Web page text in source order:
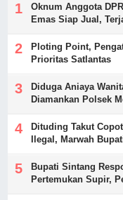
Oknum Anggota
Emas Siap Jual,
Ploting Point,
Prioritas Satlantas
Diduga Aniaya
Diamankan Polsek
Dituding Takut
Ilegal, Marwah
Bupati Sintang
Pertemukan Supir,